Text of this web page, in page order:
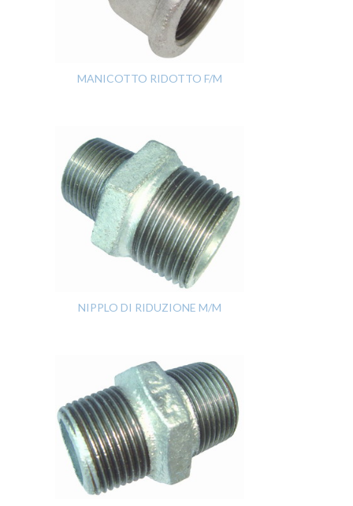
MANICOTTO RIDOTTO F/M
NIPPLO DI RIDUZIONE M/M